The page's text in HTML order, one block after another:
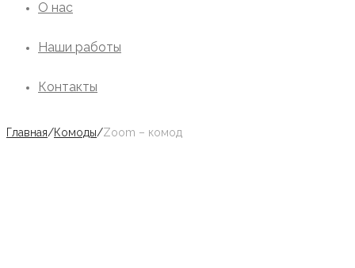
О нас
Наши работы
Контакты
Главная/Комоды/Zoom – комод